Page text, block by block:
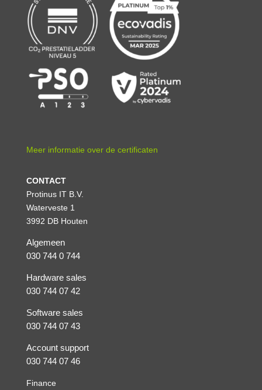
Meer informatie over de certificaten
CONTACT
Protinus IT B.V.
Waterveste 1
3992 DB Houten
Algemeen
030 744 0 744
Hardware sales
030 744 07 42
Software sales
030 744 07 43
Account support
030 744 07 46
Finance